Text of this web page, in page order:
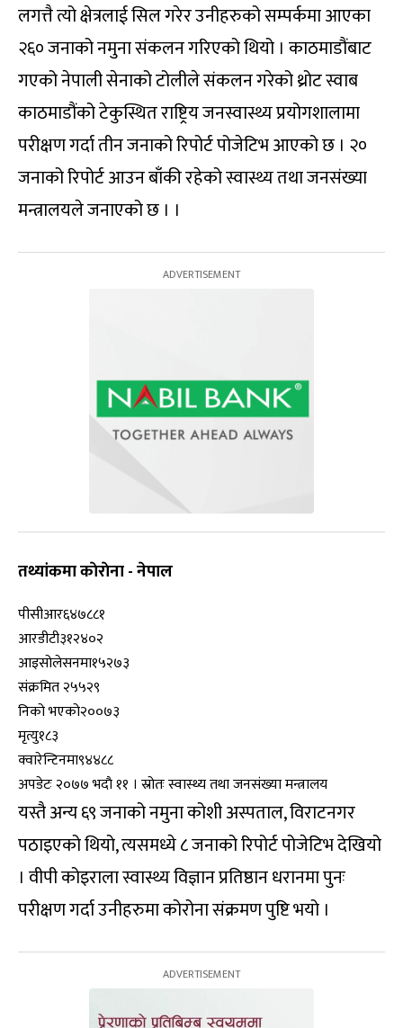
लगत्तै त्यो क्षेत्रलाई सिल गरेर उनीहरुको सम्पर्कमा आएका
२६० जनाको नमुना संकलन गरिएको थियो । काठमाडौंबाट
गएको नेपाली सेनाको टोलीले संकलन गरेको थ्रोट स्वाब
काठमाडौंको टेकुस्थित राष्ट्रिय जनस्वास्थ्य प्रयोगशालामा
परीक्षण गर्दा तीन जनाको रिपोर्ट पोजेटिभ आएको छ । २०
जनाको रिपोर्ट आउन बाँकी रहेको स्वास्थ्य तथा जनसंख्या
मन्त्रालयले जनाएको छ । ।
तथ्यांकमा काेराेना - नेपाल
पीसीआर६४७८८१
आरडीटी३१२४०२
आइसोलेसनमा१५२७३
संक्रमित२५५२९
निको भएको२००७३
मृत्यु१८३
क्वारेन्टिनमा९४४८८
अपडेटः २०७७ भदाै ११ । स्रोतः स्वास्थ्य तथा जनसंख्या मन्त्रालय
यस्तै अन्य ६९ जनाको नमुना कोशी अस्पताल, विराटनगर
पठाइएको थियो, त्यसमध्ये ८ जनाको रिपोर्ट पोजेटिभ देखियो
। वीपी कोइराला स्वास्थ्य विज्ञान प्रतिष्ठान धरानमा पुनः
परीक्षण गर्दा उनीहरुमा कोरोना संक्रमण पुष्टि भयो ।